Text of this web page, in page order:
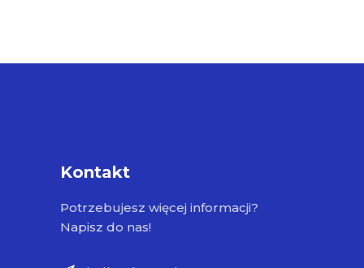
Kontakt
Potrzebujesz więcej informacji?
Napisz do nas!